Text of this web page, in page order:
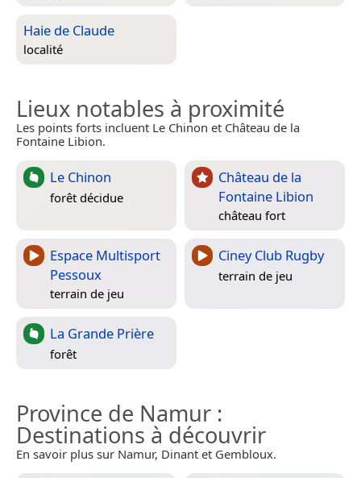
Haie de Claude
localité
Lieux notables à proximité
Les points forts incluent Le Chinon et Château de la
Fontaine Libion.
Le Chinon
forêt décidue
Château de la
Fontaine Libion
château fort
Espace Multisport
Pessoux
terrain de jeu
Ciney Club Rugby
terrain de jeu
La Grande Prière
forêt
Province de Namur :
Destinations à découvrir
En savoir plus sur Namur, Dinant et Gembloux.